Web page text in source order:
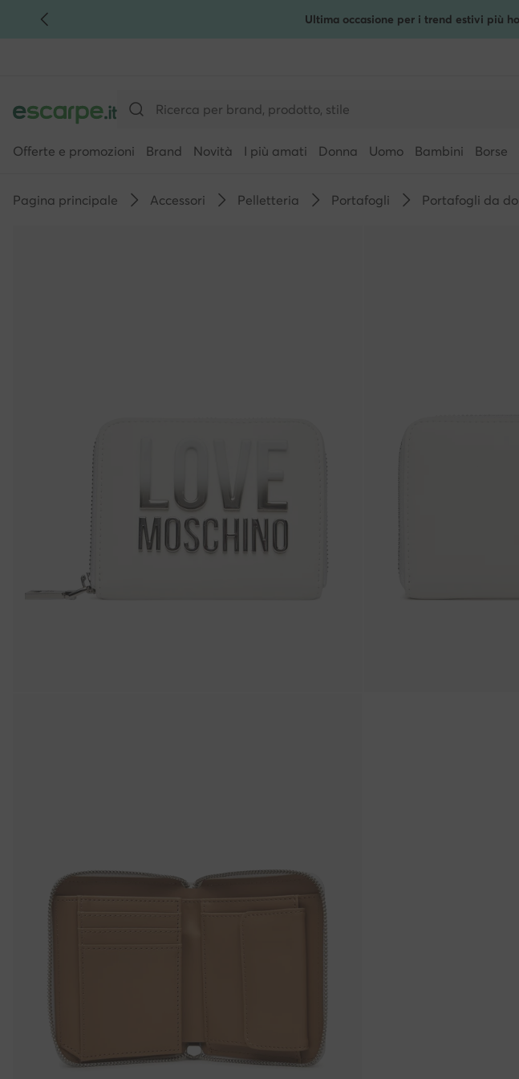
VAI AL CONTENUTO PRINCIPALE Ultima occasione per i trend estivi più
Offerte e promozioni Brand Novità I più amati Donna Uomo Bambini Borse
Pagina principale Accessori Pelletteria Portafogli Portafogli da